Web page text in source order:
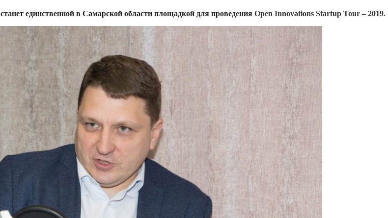
станет единственной в Самарской области площадкой для проведения Open Innovations Startup Tour – 2019.